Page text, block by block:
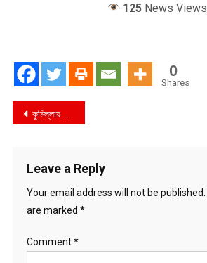
125 News Views
0
Shares
Post
কুমিল্লায় রাখি বন্ধন উৎসব পালিত
Leave a Reply
Your email address will not be published.
are marked *
Comment*